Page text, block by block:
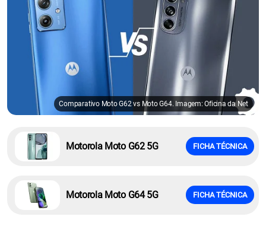
Comparativo Moto G62 vs Moto G64. Imagem: Oficina da Net
Motorola Moto G62 5G FICHA TÉCNICA
Motorola Moto G64 5G FICHA TÉCNICA